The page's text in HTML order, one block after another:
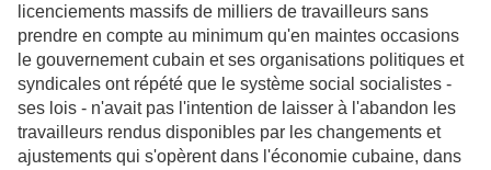
licenciements massifs de milliers de travailleurs sans
prendre en compte au minimum qu'en maintes occasions
le gouvernement cubain et ses organisations politiques et
syndicales ont répété que le système social socialistes -
ses lois - n'avait pas l'intention de laisser à l'abandon les
travailleurs rendus disponibles par les changements et
ajustements qui s'opèrent dans l'économie cubaine, dans